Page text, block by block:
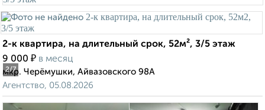
2/7
2-к квартира, на длительный срок, 52м², 3/5 этаж
9 000 ₽ в месяц
мкр. Черёмушки, Айвазовского 98А
Агентство, 05.08.2026